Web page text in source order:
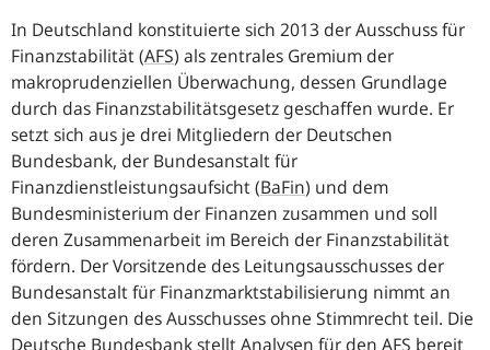
In Deutschland konstituierte sich 2013 der Ausschuss für
Finanzstabilität (AFS) als zentrales Gremium der
makroprudenziellen Überwachung, dessen Grundlage
durch das Finanzstabilitätsgesetz geschaffen wurde. Er
setzt sich aus je drei Mitgliedern der Deutschen
Bundesbank, der Bundesanstalt für
Finanzdienstleistungsaufsicht (BaFin) und dem
Bundesministerium der Finanzen zusammen und soll
deren Zusammenarbeit im Bereich der Finanzstabilität
fördern. Der Vorsitzende des Leitungsausschusses der
Bundesanstalt für Finanzmarktstabilisierung nimmt an
den Sitzungen des Ausschusses ohne Stimmrecht teil. Die
Deutsche Bundesbank stellt Analysen für den AFS bereit